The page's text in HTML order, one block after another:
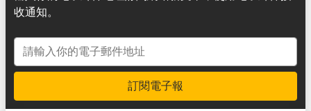
收通知。
電子郵件地址
訂閱電子報